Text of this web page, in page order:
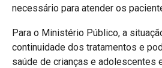
necessário para atender os
Para o Ministério Público, a
continuidade dos tratamentos e
saúde de crianças e adolescentes